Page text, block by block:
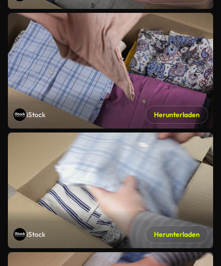
iStock Herunterladen
iStock Herunterladen